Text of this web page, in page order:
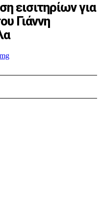
εισιτηρίων για
Γιάννη